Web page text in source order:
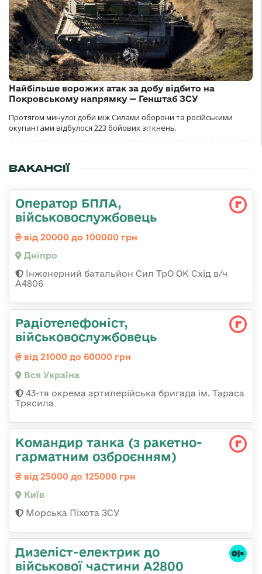
Найбільше ворожих атак за добу відбито на
Покровському напрямку — Генштаб ЗСУ
Протягом минулої доби між Силами оборони та російськими
окупантами відбулося 223 бойових зіткнень.
ВАКАНСІЇ
Оператор БПЛА,
військовослужбовець
від 20000 до 100000 грн
Дніпро
Інженерний батальйон Сил ТрО ОК Схід в/ч
А4806
Радіотелефоніст,
військовослужбовець
від 21000 до 60000 грн
Вся Україна
43-тя окрема артилерійська бригада ім. Тараса
Трясила
Командиp танка (з pакетно-
гарматним озброєнням)
від 25000 до 125000 грн
Київ
Морська Піхота ЗСУ
Дизеліст-електрик до
військової частини А2800